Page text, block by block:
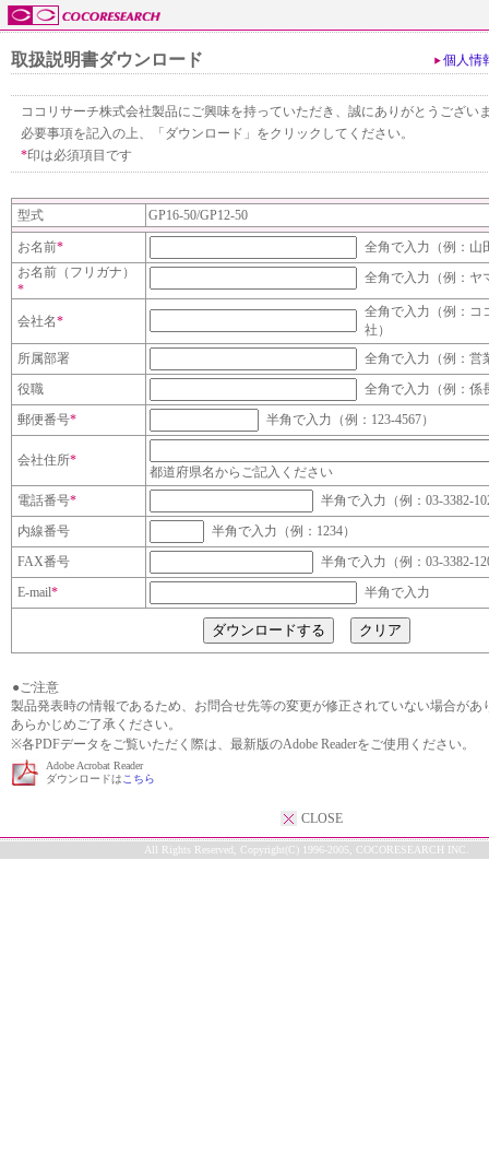
取扱説明書ダウンロード 個人情
ココリサーチ株式会社製品にご興味を持っていただき、誠にありがとうござい
必要事項を記入の上、「ダウンロード」をクリックしてください。
*印は必須項目です
型式 GP16-50/GP12-50
お名前*
全角で入力（例：
お名前（フリガナ）
*
全角で入力（例：
会社名*
全角で入力（例：コ
社）
所属部署
全角で入力（例：営
役職
全角で入力（例：係
郵便番号* 半角で入力（例：123-4567）
会社住所*
都道府県名からご記入ください
電話番号*
半角で入力（例：03-3382-
内線番号
半角で入力（例：1234）
FAX番号
半角で入力（例：03-3382-
E-mail* 半角で入力
●ご注意
製品発表時の情報であるため、お問合せ先等の変更が修正されていない場合があ
あらかじめご了承ください。
※各PDFデータをご覧いただく際は、最新版のAdobe Readerをご使用ください。
Adobe Acrobat Reader
ダウンロードは こちら
CLOSE
All Rights Reserved, Copyright(C) 1996-2005, COCORESEARCH INC.